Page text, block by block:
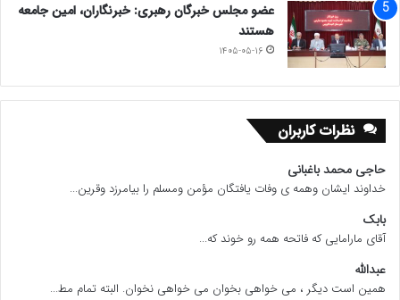
عضو مجلس خبرگان رهبری: خبرنگاران، امین جامعه
هستند
۱۴۰۵-۰۵-۱۶
نظرات کاربران
حاجی محمد باغبانی
خداوند ایشان وهمه ی وفات یافتگان مؤمن ومسلم را بیامرزد وقرین...
بابک
آقای مارامایی که فاتحه همه رو خوند که...
عبدالله
همین است دیگر ، می خواهی بخوان می خواهی نخوان. البته تمام مط...